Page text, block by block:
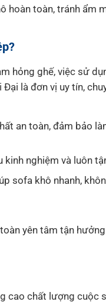
hoàn toàn, tránh ẩm
hỏng ghế, việc sử
là đơn vị uy tín,
an toàn, đảm bảo
nghiệm và luôn
sofa khô nhanh,
yên tâm tận
cao chất lượng cuộc